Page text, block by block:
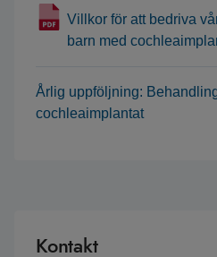
Villkor för att bedriva
barn med
Årlig uppföljning:
cochleaimplantat
Kontakt